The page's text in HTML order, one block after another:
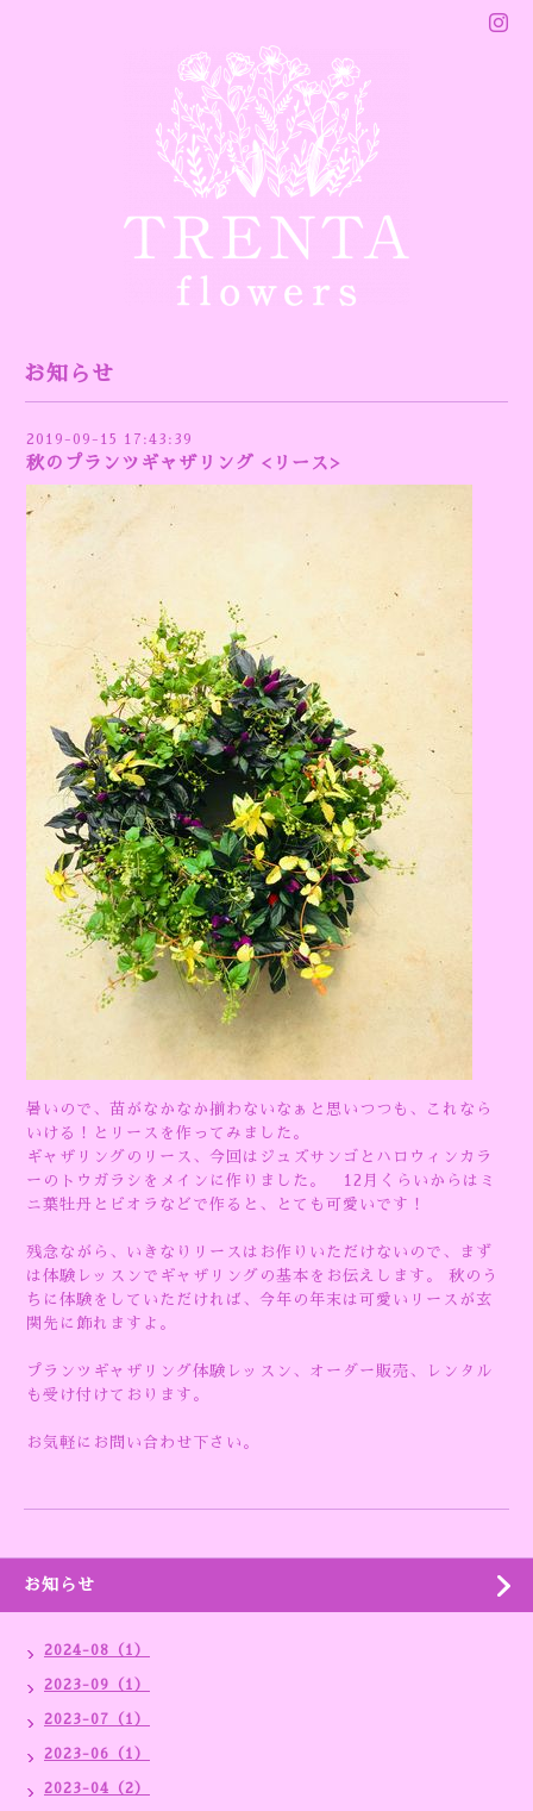
お知らせ
2019-09-15 17:43:39
秋のプランツギャザリング <リース>
暑いので、苗がなかなか揃わないなぁと思いつつも、これなら
いける！とリースを作ってみました。
ギャザリングのリース、今回はジュズサンゴとハロウィンカラ
ーのトウガラシをメインに作りました。 12月くらいからはミ
ニ葉牡丹とビオラなどで作ると、とても可愛いです！
残念ながら、いきなりリースはお作りいただけないので、まず
は体験レッスンでギャザリングの基本をお伝えします。 秋のう
ちに体験をしていただければ、今年の年末は可愛いリースが玄
関先に飾れますよ。
プランツギャザリング体験レッスン、オーダー販売、レンタル
も受け付けております。
お気軽にお問い合わせ下さい。
お知らせ
2024-08（1）
2023-09（1）
2023-07（1）
2023-06（1）
2023-04（2）